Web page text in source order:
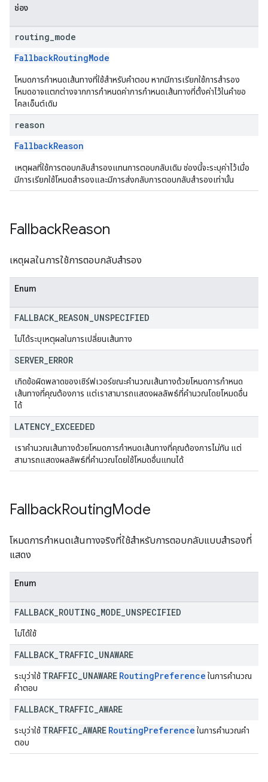
ช่อง
routing mode
FallbackRoutingMode
โหมดการกำหนดเส้นทางที่ใช้สำหรับคำตอบ หากมีการเรียกใช้การสำรอง
โหมดอาจแตกต่างจากการกำหนดค่าการกำหนดเส้นทางที่ตั้งค่าไว้ในคำขอ
ไคลเอ็นต์เดิม
reason
FallbackReason
เหตุผลที่ใช้การตอบกลับสำรองแทนการตอบกลับเดิม ช่องนี้จะระบุค่าไว้เมื่อ
มีการเรียกใช้โหมดสำรองและมีการส่งกลับการตอบกลับสำรองเท่านั้น
FallbackReason
เหตุผลในการใช้การตอบกลับสำรอง
Enum
FALLBACK REASON UNSPECIFIED
ไม่ได้ระบุเหตุผลในการเปลี่ยนเส้นทาง
SERVER ERROR
เกิดข้อผิดพลาดของเซิร์ฟเวอร์ขณะคำนวณเส้นทางด้วยโหมดการกำหนด
เส้นทางที่คุณต้องการ แต่เราสามารถแสดงผลลัพธ์ที่คำนวณโดยโหมดอื่น
ได้
LATENCY EXCEEDED
เราคำนวณเส้นทางด้วยโหมดการกำหนดเส้นทางที่คุณต้องการไม่ทัน แต่
สามารถแสดงผลลัพธ์ที่คำนวณโดยใช้โหมดอื่นแทนได้
FallbackRoutingMode
โหมดการกำหนดเส้นทางจริงที่ใช้สำหรับการตอบกลับแบบสำรองที่
แสดง
Enum
FALLBACK ROUTING MODE UNSPECIFIED
ไม่ได้ใช้
FALLBACK TRAFFIC UNAWARE
ระบุว่าใช้ TRAFFIC UNAWARE RoutingPreference ในการคำนวณ
คำตอบ
FALLBACK TRAFFIC AWARE
ระบุว่าใช้ TRAFFIC AWARE RoutingPreference ในการคำนวณคำ
ตอบ